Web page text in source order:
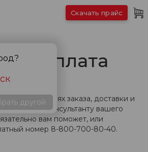
и оплата
об условиях заказа, доставки и
продавцу-консультанту вашего
вам поможет, или
номер 8-800-700-80-40.
Скачать прайс
другой